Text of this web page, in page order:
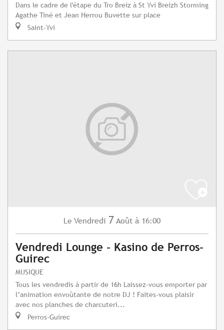
Dans le cadre de l'étape du Tro Breiz à St Yvi Breizh Storming
Agathe Tiné et Jean Herrou Buvette sur place
Saint-Yvi
Le Vendredi 7 Août à 16:00
Vendredi Lounge - Kasino de Perros-
Guirec
MUSIQUE
Tous les vendredis à partir de 16h Laissez-vous emporter par
l’animation envoûtante de notre DJ ! Faites-vous plaisir
avec nos planches de charcuteri...
Perros-Guirec